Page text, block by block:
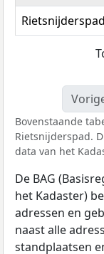
Rietsnijderspad
Bovenstaande
Rietsnijderspad.
data van het
De BAG
het Kadaster)
adressen en
naast alle
standplaatsen